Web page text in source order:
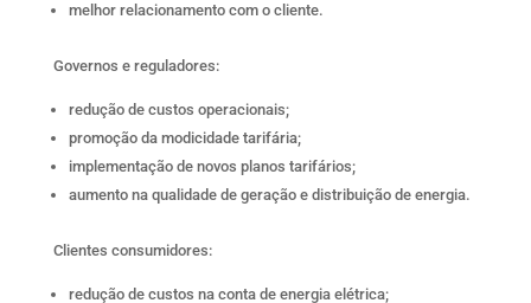
melhor relacionamento com o cliente.
Governos e reguladores:
redução de custos operacionais;
promoção da modicidade tarifária;
implementação de novos planos tarifários;
aumento na qualidade de geração e distribuição de energia.
Clientes consumidores:
redução de custos na conta de energia elétrica;